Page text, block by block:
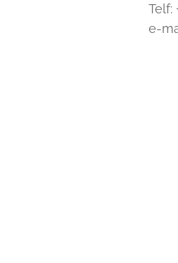
Telf:
e-